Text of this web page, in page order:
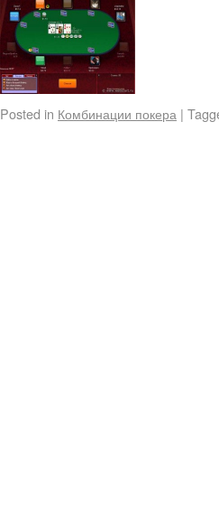
Posted in Комбинации покера |